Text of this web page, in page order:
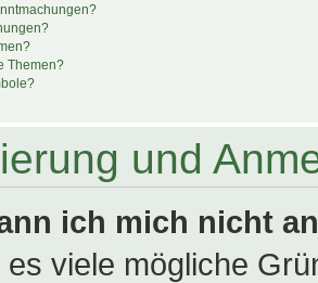
Themen?
und
ich mich nicht
es viele mögliche